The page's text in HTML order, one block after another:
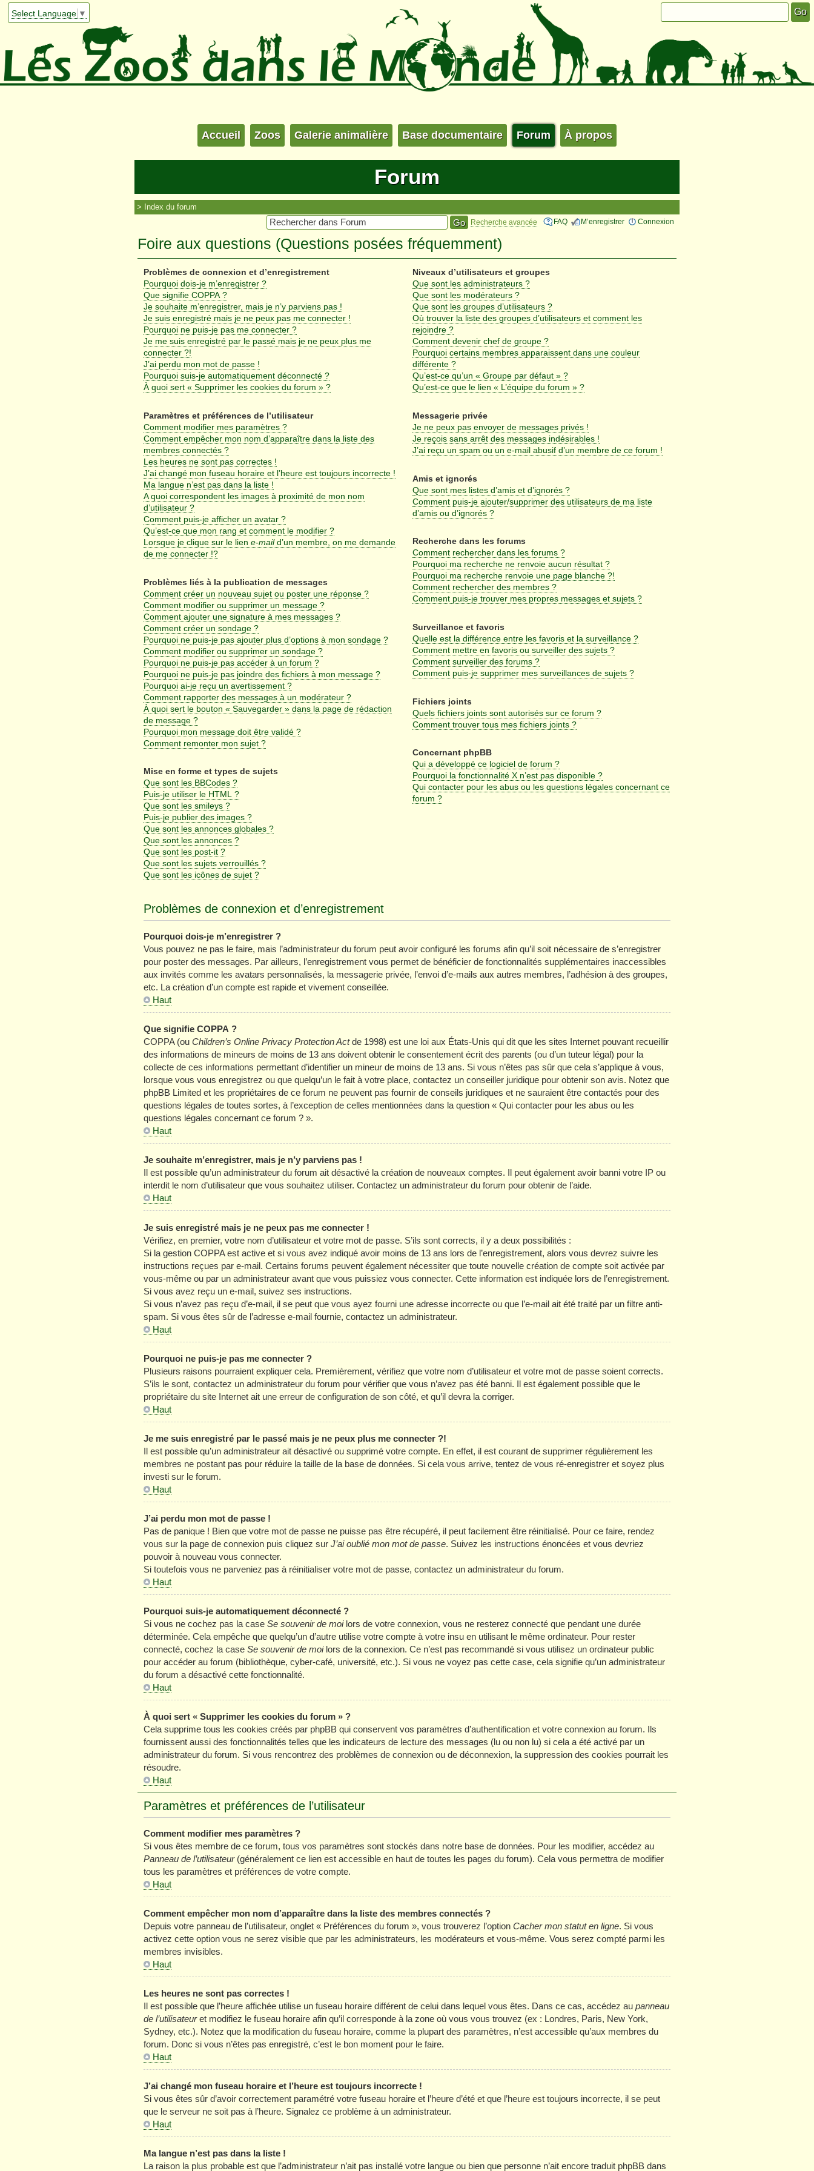
Select Language ▼
Accueil Zoos Galerie animalière Base documentaire Forum À propos
Forum
Index du forum
FAQ M’enregistrer Connexion
Recherche avancée
Foire aux questions (Questions posées fréquemment)
Problèmes de connexion et d’enregistrement
Pourquoi dois-je m’enregistrer ?
Que signifie COPPA ?
Je souhaite m’enregistrer, mais je n’y parviens pas !
Je suis enregistré mais je ne peux pas me connecter !
Pourquoi ne puis-je pas me connecter ?
Je me suis enregistré par le passé mais je ne peux plus me
connecter ?!
J’ai perdu mon mot de passe !
Pourquoi suis-je automatiquement déconnecté ?
À quoi sert « Supprimer les cookies du forum » ?
Paramètres et préférences de l’utilisateur
Comment modifier mes paramètres ?
Comment empêcher mon nom d’apparaître dans la liste des
membres connectés ?
Les heures ne sont pas correctes !
J’ai changé mon fuseau horaire et l’heure est toujours incorrecte !
Ma langue n’est pas dans la liste !
A quoi correspondent les images à proximité de mon nom
d’utilisateur ?
Comment puis-je afficher un avatar ?
Qu’est-ce que mon rang et comment le modifier ?
Lorsque je clique sur le lien e-maild’un membre, on me demande
de me connecter !?
Problèmes liés à la publication de messages
Comment créer un nouveau sujet ou poster une réponse ?
Comment modifier ou supprimer un message ?
Comment ajouter une signature à mes messages ?
Comment créer un sondage ?
Pourquoi ne puis-je pas ajouter plus d’options à mon sondage ?
Comment modifier ou supprimer un sondage ?
Pourquoi ne puis-je pas accéder à un forum ?
Pourquoi ne puis-je pas joindre des fichiers à mon message ?
Pourquoi ai-je reçu un avertissement ?
Comment rapporter des messages à un modérateur ?
À quoi sert le bouton « Sauvegarder » dans la page de rédaction
de message ?
Pourquoi mon message doit être validé ?
Comment remonter mon sujet ?
Mise en forme et types de sujets
Que sont les BBCodes ?
Puis-je utiliser le HTML ?
Que sont les smileys ?
Puis-je publier des images ?
Que sont les annonces globales ?
Que sont les annonces ?
Que sont les post-it ?
Que sont les sujets verrouillés ?
Que sont les icônes de sujet ?
Niveaux d’utilisateurs et groupes
Que sont les administrateurs ?
Que sont les modérateurs ?
Que sont les groupes d’utilisateurs ?
Où trouver la liste des groupes d’utilisateurs et comment les
rejoindre ?
Comment devenir chef de groupe ?
Pourquoi certains membres apparaissent dans une couleur
différente ?
Qu’est-ce qu’un « Groupe par défaut » ?
Qu’est-ce que le lien « L’équipe du forum » ?
Messagerie privée
Je ne peux pas envoyer de messages privés !
Je reçois sans arrêt des messages indésirables !
J’ai reçu un spam ou un e-mail abusif d’un membre de ce forum !
Amis et ignorés
Que sont mes listes d’amis et d’ignorés ?
Comment puis-je ajouter/supprimer des utilisateurs de ma liste
d’amis ou d’ignorés ?
Recherche dans les forums
Comment rechercher dans les forums ?
Pourquoi ma recherche ne renvoie aucun résultat ?
Pourquoi ma recherche renvoie une page blanche ?!
Comment rechercher des membres ?
Comment puis-je trouver mes propres messages et sujets ?
Surveillance et favoris
Quelle est la différence entre les favoris et la surveillance ?
Comment mettre en favoris ou surveiller des sujets ?
Comment surveiller des forums ?
Comment puis-je supprimer mes surveillances de sujets ?
Fichiers joints
Quels fichiers joints sont autorisés sur ce forum ?
Comment trouver tous mes fichiers joints ?
Concernant phpBB
Qui a développé ce logiciel de forum ?
Pourquoi la fonctionnalité X n’est pas disponible ?
Qui contacter pour les abus ou les questions légales concernant ce
forum ?
Problèmes de connexion et d’enregistrement
Pourquoi dois-je m’enregistrer ?
Vous pouvez ne pas le faire, mais l’administrateur du forum peut avoir configuré les forums afin qu’il soit nécessaire de s’enregistrer
pour poster des messages. Par ailleurs, l’enregistrement vous permet de bénéficier de fonctionnalités supplémentaires inaccessibles
aux invités comme les avatars personnalisés, la messagerie privée, l’envoi d’e-mails aux autres membres, l’adhésion à des groupes,
etc. La création d’un compte est rapide et vivement conseillée.
Haut
Que signifie COPPA ?
COPPA (ou Children’s Online Privacy Protection Actde 1998) est une loi aux États-Unis qui dit que les sites Internet pouvant recueillir
des informations de mineurs de moins de 13 ans doivent obtenir le consentement écrit des parents (ou d’un tuteur légal) pour la
collecte de ces informations permettant d’identifier un mineur de moins de 13 ans. Si vous n’êtes pas sûr que cela s’applique à vous,
lorsque vous vous enregistrez ou que quelqu’un le fait à votre place, contactez un conseiller juridique pour obtenir son avis. Notez que
phpBB Limited et les propriétaires de ce forum ne peuvent pas fournir de conseils juridiques et ne sauraient être contactés pour des
questions légales de toutes sortes, à l’exception de celles mentionnées dans la question « Qui contacter pour les abus ou les
questions légales concernant ce forum ? ».
Haut
Je souhaite m’enregistrer, mais je n’y parviens pas !
Il est possible qu’un administrateur du forum ait désactivé la création de nouveaux comptes. Il peut également avoir banni votre IP ou
interdit le nom d’utilisateur que vous souhaitez utiliser. Contactez un administrateur du forum pour obtenir de l’aide.
Haut
Je suis enregistré mais je ne peux pas me connecter !
Vérifiez, en premier, votre nom d’utilisateur et votre mot de passe. S’ils sont corrects, il y a deux possibilités :
Si la gestion COPPA est active et si vous avez indiqué avoir moins de 13 ans lors de l’enregistrement, alors vous devrez suivre les
instructions reçues par e-mail. Certains forums peuvent également nécessiter que toute nouvelle création de compte soit activée par
vous-même ou par un administrateur avant que vous puissiez vous connecter. Cette information est indiquée lors de l’enregistrement.
Si vous avez reçu un e-mail, suivez ses instructions.
Si vous n’avez pas reçu d’e-mail, il se peut que vous ayez fourni une adresse incorrecte ou que l’e-mail ait été traité par un filtre anti-
spam. Si vous êtes sûr de l’adresse e-mail fournie, contactez un administrateur.
Haut
Pourquoi ne puis-je pas me connecter ?
Plusieurs raisons pourraient expliquer cela. Premièrement, vérifiez que votre nom d’utilisateur et votre mot de passe soient corrects.
S’ils le sont, contactez un administrateur du forum pour vérifier que vous n’avez pas été banni. Il est également possible que le
propriétaire du site Internet ait une erreur de configuration de son côté, et qu’il devra la corriger.
Haut
Je me suis enregistré par le passé mais je ne peux plus me connecter ?!
Il est possible qu’un administrateur ait désactivé ou supprimé votre compte. En effet, il est courant de supprimer régulièrement les
membres ne postant pas pour réduire la taille de la base de données. Si cela vous arrive, tentez de vous ré-enregistrer et soyez plus
investi sur le forum.
Haut
J’ai perdu mon mot de passe !
Pas de panique ! Bien que votre mot de passe ne puisse pas être récupéré, il peut facilement être réinitialisé. Pour ce faire, rendez
vous sur la page de connexion puis cliquez sur J’ai oublié mon mot de passe. Suivez les instructions énoncées et vous devriez
pouvoir à nouveau vous connecter.
Si toutefois vous ne parveniez pas à réinitialiser votre mot de passe, contactez un administrateur du forum.
Haut
Pourquoi suis-je automatiquement déconnecté ?
Si vous ne cochez pas la case Se souvenir de moilors de votre connexion, vous ne resterez connecté que pendant une durée
déterminée. Cela empêche que quelqu’un d’autre utilise votre compte à votre insu en utilisant le même ordinateur. Pour rester
connecté, cochez la case Se souvenir de moilors de la connexion. Ce n’est pas recommandé si vous utilisez un ordinateur public
pour accéder au forum (bibliothèque, cyber-café, université, etc.). Si vous ne voyez pas cette case, cela signifie qu’un administrateur
du forum a désactivé cette fonctionnalité.
Haut
À quoi sert « Supprimer les cookies du forum » ?
Cela supprime tous les cookies créés par phpBB qui conservent vos paramètres d’authentification et votre connexion au forum. Ils
fournissent aussi des fonctionnalités telles que les indicateurs de lecture des messages (lu ou non lu) si cela a été activé par un
administrateur du forum. Si vous rencontrez des problèmes de connexion ou de déconnexion, la suppression des cookies pourrait les
résoudre.
Haut
Paramètres et préférences de l’utilisateur
Comment modifier mes paramètres ?
Si vous êtes membre de ce forum, tous vos paramètres sont stockés dans notre base de données. Pour les modifier, accédez au
Panneau de l’utilisateur(généralement ce lien est accessible en haut de toutes les pages du forum). Cela vous permettra de modifier
tous les paramètres et préférences de votre compte.
Haut
Comment empêcher mon nom d’apparaître dans la liste des membres connectés ?
Depuis votre panneau de l’utilisateur, onglet « Préférences du forum », vous trouverez l’option Cacher mon statut en ligne. Si vous
activez cette option vous ne serez visible que par les administrateurs, les modérateurs et vous-même. Vous serez compté parmi les
membres invisibles.
Haut
Les heures ne sont pas correctes !
Il est possible que l’heure affichée utilise un fuseau horaire différent de celui dans lequel vous êtes. Dans ce cas, accédez au panneau
de l’utilisateuret modifiez le fuseau horaire afin qu’il corresponde à la zone où vous vous trouvez (ex : Londres, Paris, New York,
Sydney, etc.). Notez que la modification du fuseau horaire, comme la plupart des paramètres, n’est accessible qu’aux membres du
forum. Donc si vous n’êtes pas enregistré, c’est le bon moment pour le faire.
Haut
J’ai changé mon fuseau horaire et l’heure est toujours incorrecte !
Si vous êtes sûr d’avoir correctement paramétré votre fuseau horaire et l’heure d’été et que l’heure est toujours incorrecte, il se peut
que le serveur ne soit pas à l’heure. Signalez ce problème à un administrateur.
Haut
Ma langue n’est pas dans la liste !
La raison la plus probable est que l’administrateur n’ait pas installé votre langue ou bien que personne n’ait encore traduit phpBB dans